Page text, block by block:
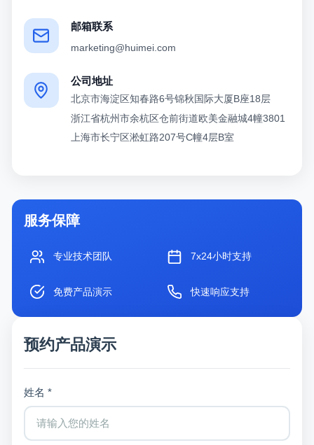
邮箱联系
marketing@huimei.com
公司地址
北京市海淀区知春路6号锦秋国际大厦B座18层
浙江省杭州市余杭区仓前街道欧美金融城4幢3801
上海市长宁区淞虹路207号C幢4层B室
服务保障
专业技术团队 7x24小时支持
免费产品演示 快速响应支持
预约产品演示
姓名 *